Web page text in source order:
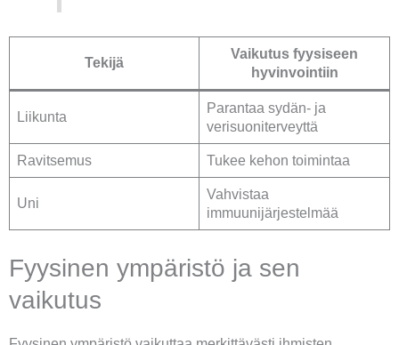
Tekijä
Vaikutus fyysiseen
hyvinvointiin
Liikunta
Parantaa sydän- ja
verisuoniterveyttä
Ravitsemus Tukee kehon toimintaa
Uni
Vahvistaa
immuunijärjestelmää
Fyysinen ympäristö ja sen
vaikutus